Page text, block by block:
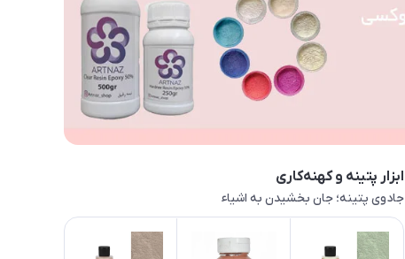
ابزار پتینه و کهنه‌کاری
جادوی پتینه؛ جان بخشیدن به اشیاء